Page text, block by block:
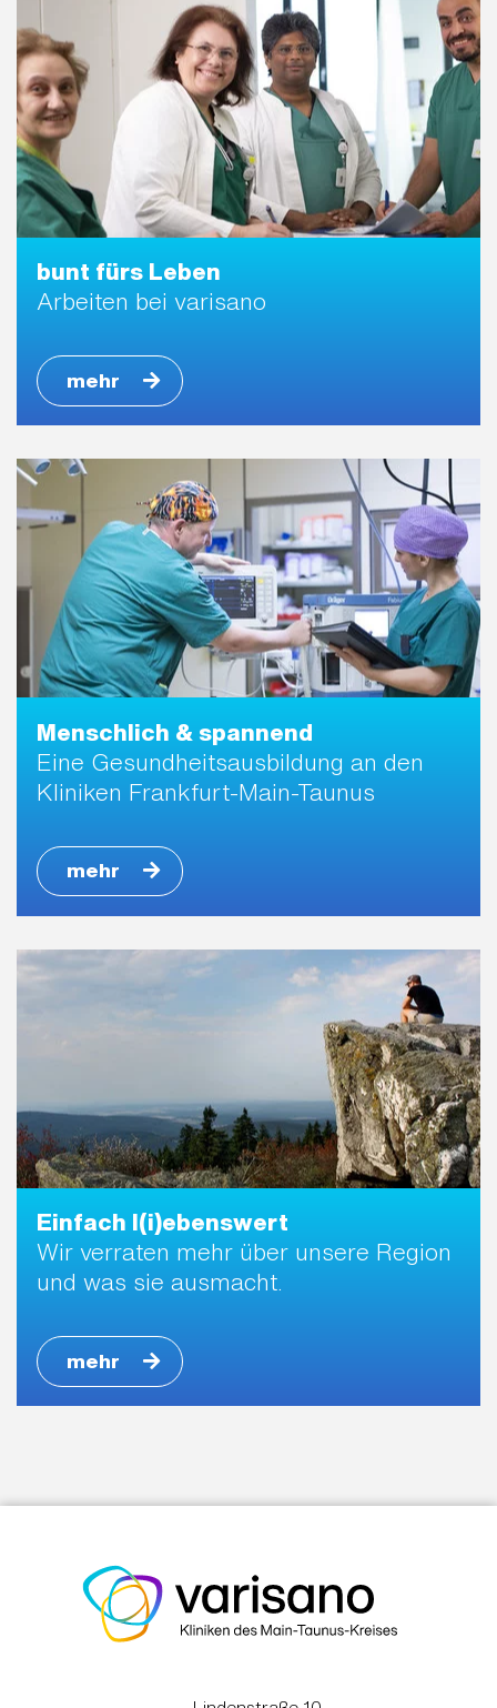
bunt fürs Leben
Arbeiten bei varisano
mehr
Menschlich & spannend
Eine Ge­sund­heits­aus­bil­dung an den
Kliniken Frankfurt-Main-Taunus
mehr
Einfach l(i)ebenswert
Wir verraten mehr über unsere Region
und was sie ausmacht.
mehr